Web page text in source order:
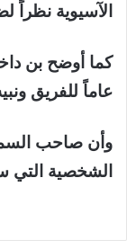
الآسيوية نظراً
كما أوضح بن
عاماً للفريق
وأن صاحب
الشخصية التي